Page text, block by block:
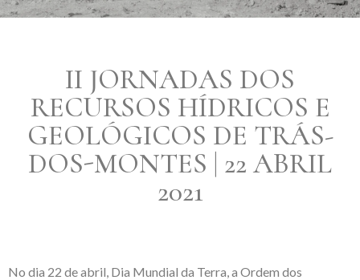
II JORNADAS DOS
RECURSOS HÍDRICOS E
GEOLÓGICOS DE TRÁS-
DOS-MONTES | 22 ABRIL
2021
No dia 22 de abril, Dia Mundial da Terra, a Ordem dos